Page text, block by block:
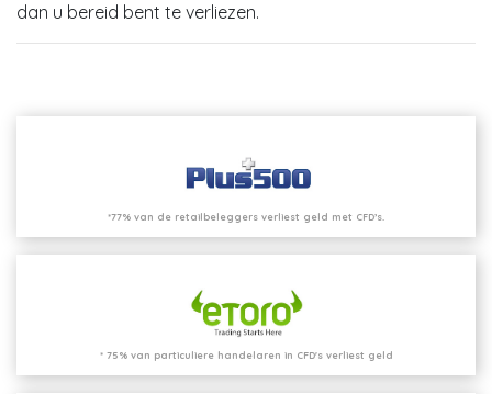
dan u bereid bent te verliezen.
*77% van de retailbeleggers verliest geld met CFD’s.
* 75% van particuliere handelaren in CFD's verliest geld